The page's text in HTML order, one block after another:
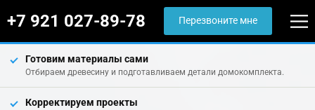
+7 921 027-89-78 Перезвоните мне
Готовим материалы сами
Отбираем древесину и подготавливаем детали домокомплекта.
Корректируем проекты